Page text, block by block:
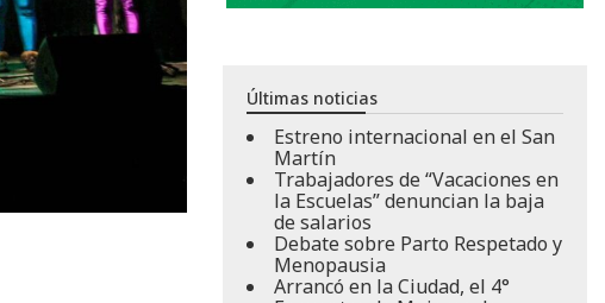
Últimas noticias
Estreno internacional en el San
Martín
Trabajadores de “Vacaciones en
la Escuelas” denuncian la baja
de salarios
Debate sobre Parto Respetado y
Menopausia
Arrancó en la Ciudad, el 4°